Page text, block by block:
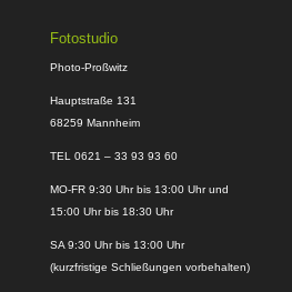
Fotostudio
Photo-Proßwitz
Hauptstraße 131
68259 Mannheim
TEL 0621 – 33 93 93 60
MO-FR 9:30 Uhr bis 13:00 Uhr und
15:00 Uhr bis 18:30 Uhr
SA 9:30 Uhr bis 13:00 Uhr
(kurzfristige Schließungen vorbehalten)